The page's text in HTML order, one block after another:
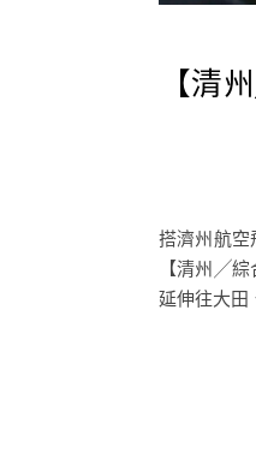
【清
搭濟州航空
【清州╱
延伸往大田